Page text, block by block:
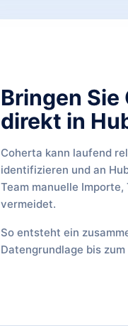
Bringen
direkt in
Coherta kann laufend
identifizieren und an
Team manuelle
vermeidet.
So entsteht ein
Datengrundlage bis